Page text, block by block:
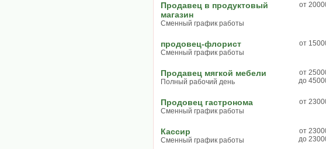
Продавец в продуктовый
магазин
Сменный график работы
от
продовец-флорист
Сменный график работы
от
Продавец мягкой мебели
Полный рабочий день
от
до
Продовец гастронома
Сменный график работы
от
Кассир
Сменный график работы
от
до